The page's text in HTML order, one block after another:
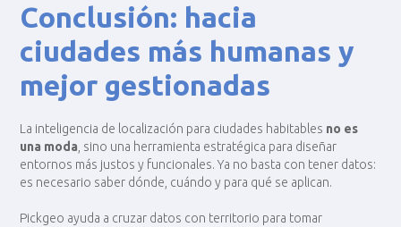
Conclusión: hacia
ciudades más humanas y
mejor gestionadas
La inteligencia de localización para ciudades habitables no es
una moda , sino una herramienta estratégica para diseñar
entornos más justos y funcionales. Ya no basta con tener datos:
es necesario saber dónde, cuándo y para qué se aplican.
Pickgeo ayuda a cruzar datos con territorio para tomar